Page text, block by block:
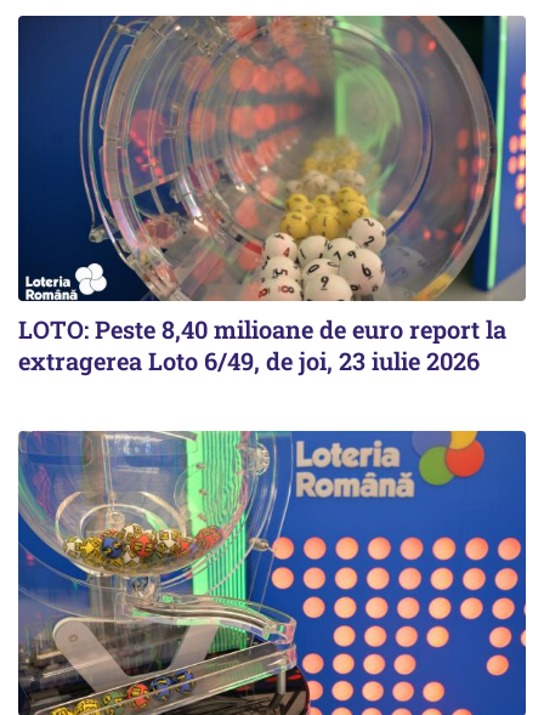
LOTO: Peste 8,40 milioane de euro report la
extragerea Loto 6/49, de joi, 23 iulie 2026